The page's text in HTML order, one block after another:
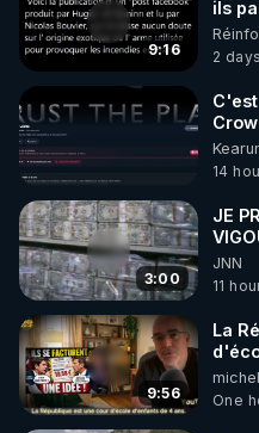
9:16
ils
?
2
peut
peu
pas
mes
balle
plus
14
3:00
JE
JNN
11
9:56
La
One